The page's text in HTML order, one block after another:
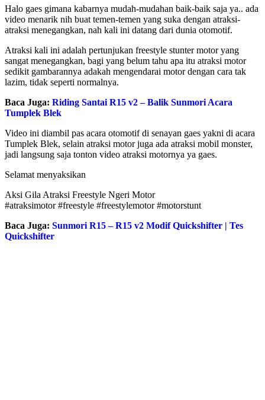
Halo gaes gimana kabarnya mudah-mudahan baik-baik saja ya.. ada
video menarik nih buat temen-temen yang suka dengan atraksi-
atraksi menegangkan, nah kali ini datang dari dunia otomotif.
Atraksi kali ini adalah pertunjukan freestyle stunter motor yang
sangat menegangkan, bagi yang belum tahu apa itu atraksi motor
sedikit gambarannya adakah mengendarai motor dengan cara tak
lazim, tidak seperti normalnya.
Baca Juga: Riding Santai R15 v2 – Balik Sunmori Acara
Tumplek Blek
Video ini diambil pas acara otomotif di senayan gaes yakni di acara
Tumplek Blek, selain atraksi motor juga ada atraksi mobil monster,
jadi langsung saja tonton video atraksi motornya ya gaes.
Selamat menyaksikan
Aksi Gila Atraksi Freestyle Ngeri Motor
#atraksimotor #freestyle #freestylemotor #motorstunt
Baca Juga: Sunmori R15 – R15 v2 Modif Quickshifter | Tes
Quickshifter